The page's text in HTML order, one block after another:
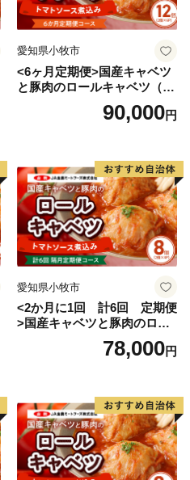
愛知県小牧市
<6ヶ月定期便>国産キャベツ
と豚肉のロールキャベツ（6P
90,000円
愛知県小牧市
<2か月に1回 計6回 定期便
>国産キャベツと豚肉のロー
ルキャベツ（4P入り）
78,000円